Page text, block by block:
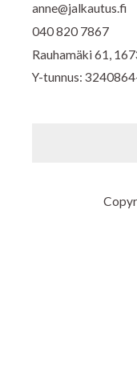
anne@jalkautus.fi
040 820 7867
Rauhamäki 61,
Y-tunnus: